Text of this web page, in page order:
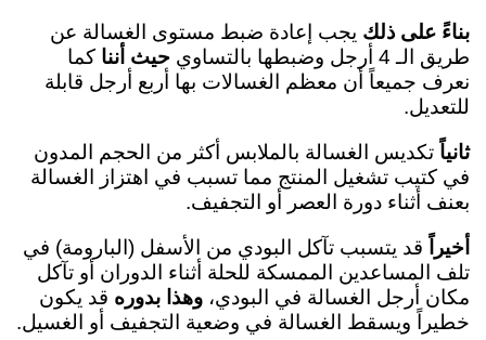
بناءً على ذلك يجب إعادة ضبط مستوى الغسالة عن
طريق الـ 4 أرجل وضبطها بالتساوي
حيث أننا كما
نعرف جميعاً أن معظم الغسالات بها أربع أرجل قابلة
للتعديل.
ثانياً تكديس الغسالة بالملابس أكثر من الحجم المدون
في كتيب تشغيل المنتج مما تسبب في اهتزاز الغسالة
بعنف أثناء دورة العصر أو التجفيف.
أخيراً
قد يتسبب تآكل البودي من الأسفل (البارومة) في
تلف المساعدين الممسكة للحلة أثناء الدوران أو تآكل
مكان أرجل الغسالة في البودي، وهذا بدوره قد يكون
خطيراً ويسقط الغسالة في وضعية التجفيف أو الغسيل.